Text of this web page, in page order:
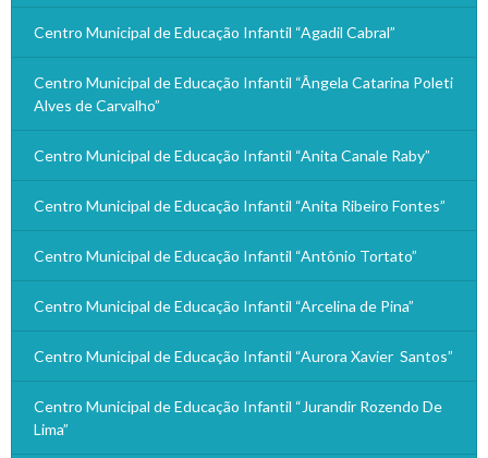
Centro Municipal de Educação Infantil “Agadil Cabral”
Centro Municipal de Educação Infantil “Ângela Catarina Poleti
Alves de Carvalho”
Centro Municipal de Educação Infantil “Anita Canale Raby”
Centro Municipal de Educação Infantil “Anita Ribeiro Fontes”
Centro Municipal de Educação Infantil “Antônio Tortato”
Centro Municipal de Educação Infantil “Arcelina de Pina”
Centro Municipal de Educação Infantil “Aurora Xavier Santos”
Centro Municipal de Educação Infantil “Jurandir Rozendo De
Lima”